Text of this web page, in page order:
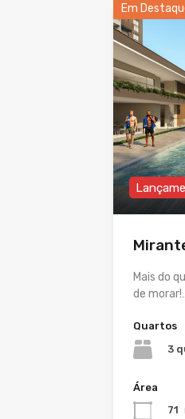
Em
Mais do
de
Quartos
3
Área
71